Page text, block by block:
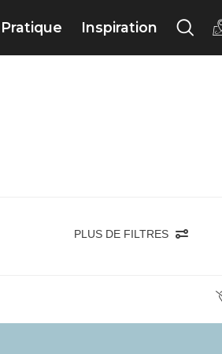
Pratique Inspiration
PLUS DE FILTRES